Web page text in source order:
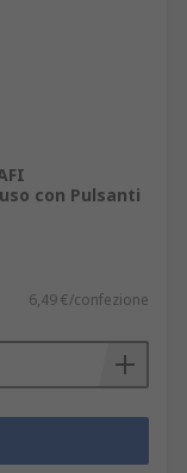
con Pulsanti
6,49 €/confezione